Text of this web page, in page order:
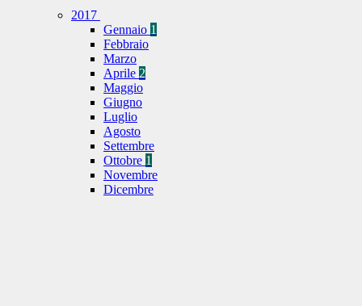
2017
Gennaio 1
Febbraio
Marzo
Aprile 2
Maggio
Giugno
Luglio
Agosto
Settembre
Ottobre 1
Novembre
Dicembre